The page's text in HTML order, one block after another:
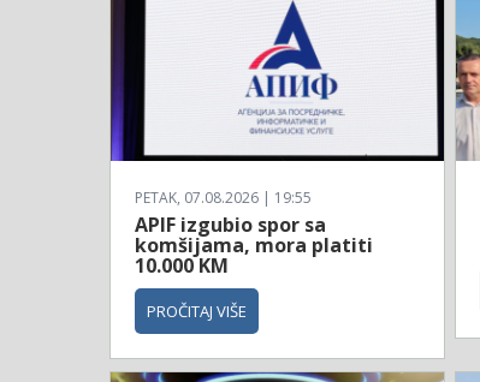
PETAK, 07.08.2026 | 19:55
APIF izgubio spor sa
komšijama, mora platiti
10.000 KM
PROČITAJ VIŠE